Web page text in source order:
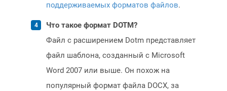
поддерживаемых форматов файлов.
Что такое формат DOTM?
Файл с расширением Dotm представляет
файл шаблона, созданный с Microsoft
Word 2007 или выше. Он похож на
популярный формат файла DOCX, за